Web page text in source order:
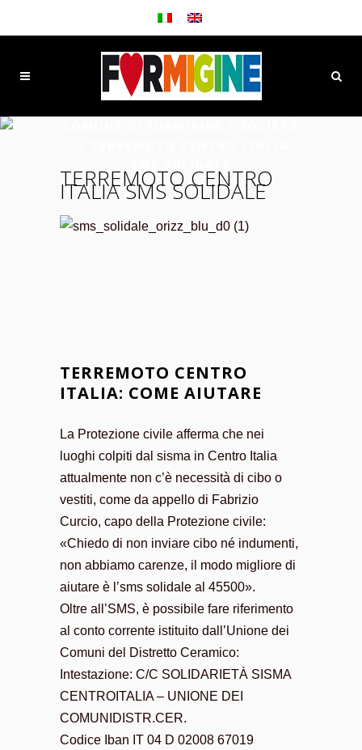
TERREMOTO CENTRO
ITALIA SMS SOLIDALE
TERREMOTO CENTRO
ITALIA: COME AIUTARE
La Protezione civile afferma che nei
luoghi colpiti dal sisma in Centro Italia
attualmente non c’è necessità di cibo o
vestiti, come da appello di Fabrizio
Curcio, capo della Protezione civile:
«Chiedo di non inviare cibo né indumenti,
non abbiamo carenze, il modo migliore di
aiutare è l’sms solidale al 45500».
Oltre all’SMS, è possibile fare riferimento
al conto corrente istituito dall’Unione dei
Comuni del Distretto Ceramico:
Intestazione: C/C SOLIDARIETÀ SISMA
CENTROITALIA – UNIONE DEI
COMUNIDISTR.CER.
Codice Iban IT 04 D 02008 67019